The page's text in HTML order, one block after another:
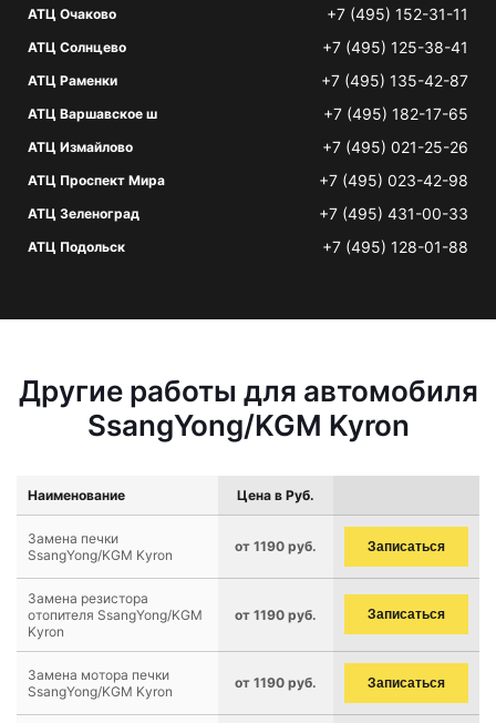
АТЦ Очаково +7 (495) 152-31-11
АТЦ Солнцево +7 (495) 125-38-41
АТЦ Раменки +7 (495) 135-42-87
АТЦ Варшавское ш +7 (495) 182-17-65
АТЦ Измайлово +7 (495) 021-25-26
АТЦ Проспект Мира +7 (495) 023-42-98
АТЦ Зеленоград +7 (495) 431-00-33
АТЦ Подольск +7 (495) 128-01-88
Другие работы для автомобиля
SsangYong/KGM Kyron
Наименование Цена в Руб.
Замена печки
SsangYong/KGM Kyron
от 1190 руб. Записаться
Замена резистора
отопителя SsangYong/KGM
Kyron
от 1190 руб. Записаться
Замена мотора печки
SsangYong/KGM Kyron
от 1190 руб. Записаться